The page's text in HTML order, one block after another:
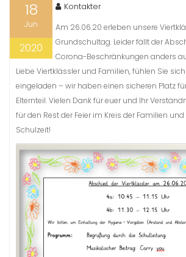
18
Jun
2020
Kontakter
Am 26.06.20 erleben unsere
Grundschultag. Leider fällt der
Corona-Beschränkungen anders
Liebe Viertklässler und Familien, fühlen Sie
eingeladen – wir haben einen sicheren Platz
Elternteil. Vielen Dank für euer und Ihr
für den Rest der Feier im Kreis der Familien
Schulzeit!